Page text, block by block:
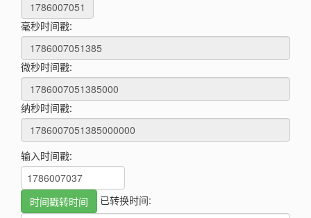
毫秒时间戳:
微秒时间戳:
纳秒时间戳:
输入时间戳:
已转换时间: